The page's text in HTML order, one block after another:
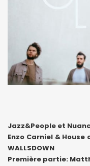
Jazz&People et
Enzo Carniel &
WALLSDOWN
Première partie: